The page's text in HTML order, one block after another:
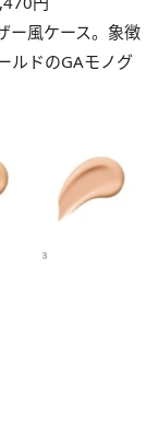
ー風ケース。象徴
ルドのGAモノグ